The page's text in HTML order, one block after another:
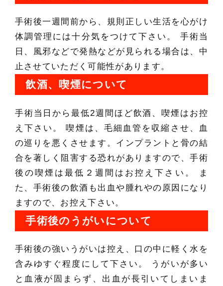
手術後一週間前から、規則正しい生活を心がけ
体調管理には十分気をつけて下さい。 手術当
日、風邪などで発熱などが見られる場合は、中
止させていただく可能性があります。
飲酒、喫煙について
手術当日から最低2週間ほど飲酒、喫煙はお控
え下さい。 喫煙は、毛細血管を収縮させ、血
の巡りを悪くさせます。インプラントと骨の結
合を著しく阻害する恐れがありますので、手術
後の喫煙は最低２週間はお控え下さい。 ま
た、手術後の飲酒も出血や腫れやの原因になり
ますので、お控え下さい。
手術後のうがいについて
手術後の強いうがいは控え、口の中に軽く水を
含みゆすぐ程度にして下さい。 うがいが多い
と血液が固まらず、出血が長引いてしまいま